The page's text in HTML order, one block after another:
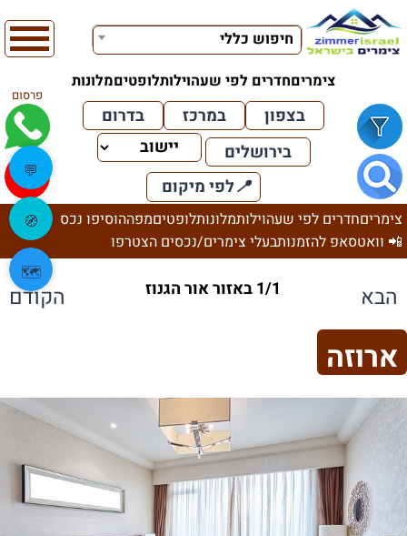
חיפוש כללי
צימריםחדרים לפי שעהוילותלופטיםמלונות
פרסום
בצפון במרכז
בדרום
בירושלים
📍לפי מיקום
צימריםחדרים לפי שעהוילותמלונותלופטיםמפההוסיפו נכס
📲 וואטסאפ להזמנותבעלי צימרים/נכסים הצטרפו
הבא 1/1 באזור אור הגנוז הקודם
ארוזה
💬
🧭
🗺️